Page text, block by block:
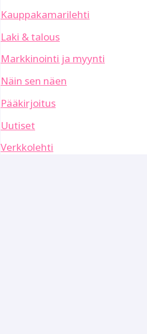
Kauppakamarilehti
Laki & talous
Markkinointi ja myynti
Näin sen näen
Pääkirjoitus
Uutiset
Verkkolehti